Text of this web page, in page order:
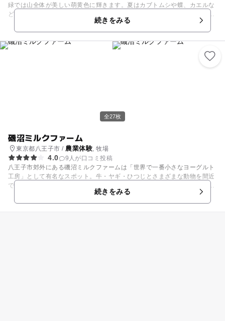
緑では山全体が美しい萌黄色に輝きます。夏はカブトムシや蝶、カエルな
どでにぎわい、秋には美しい黄葉、冬には落葉した林間で野鳥観察が楽し
めます。丘陵から湧き出した水は、谷津田と呼ばれる田んぼに引かれる
他、各所に湿地の景観をつくり、多様な生きものの生息空間となっていま
す。 里山民家のある「里山体験エリア」では、水田や畑、雑木林の管理作
業の他、イベント開催など、多くの公園ボランティアが活発な活動を行っ
続きをみる
全27枚
磯沼ミルクファーム
東京都八王子市 /農業体験, 牧場
4.0
9人が口コミ投稿
八王子市郊外にある磯沼ミルクファームは「世界で一番小さなヨーグルト
工房」として有名なスポット。牛・ヤギ・ひつじとさまざまな動物を間近
で見ることができるほか、乳搾りやバター作りといった牧場体験ができる
のも魅力です。場内には牧場でとれた牛乳やヨーグルトが手に入る直売所
もあるため、見て、体験して、味わって、身近な食べ物のルーツを学ぶこ
続きをみる